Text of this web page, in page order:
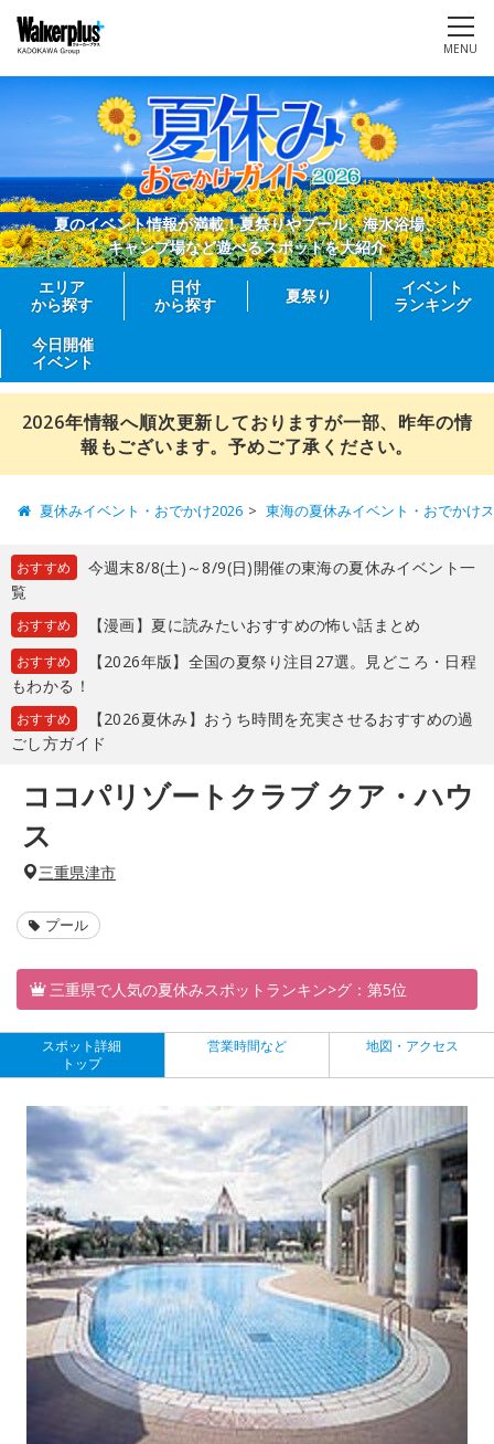
MENU
夏のイベント情報が満載！夏祭りやプール、海水浴場、
キャンプ場など遊べるスポットを大紹介
エリア
から探す
日付
から探す
夏祭り
イベント
ランキング
今日開催
イベント
2026年情報へ順次更新しておりますが一部、昨年の情
報もございます。予めご了承ください。
夏休みイベント・おでかけ2026 東海の夏休みイベント・おでかけ
おすすめ
今週末8/8(土)～8/9(日)開催の東海の夏休みイベント一
覧
おすすめ 【漫画】夏に読みたいおすすめの怖い話まとめ
おすすめ
【2026年版】全国の夏祭り注目27選。見どころ・日程
もわかる！
おすすめ
【2026夏休み】おうち時間を充実させるおすすめの過
ごし方ガイド
ココパリゾートクラブ クア・ハウ
ス
三重県津市
プール
三重県で人気の夏休みスポットランキン>グ：第5位
スポット詳細
トップ
営業時間など 地図・アクセス